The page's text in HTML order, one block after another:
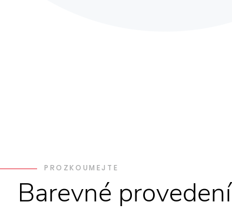
PROZKOUMEJTE
Barevné provedení